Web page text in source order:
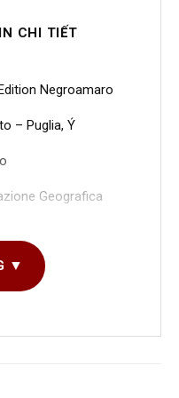
CHI TIẾT
Negroamaro
– Puglia, Ý
Geografica
▼